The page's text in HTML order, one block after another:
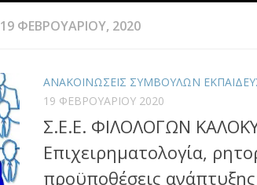
19 ΦΕΒΡΟΥΑΡΊΟΥ, 2020
ΑΝΑΚΟΙΝΩΣΕΙΣ ΣΥΜΒΟΥΛΩΝ
19 ΦΕΒΡΟΥΑΡΊΟΥ 2020
Σ.Ε.Ε. ΦΙΛΟΛΟΓΩΝ
Επιχειρηματολογία,
προϋποθέσεις